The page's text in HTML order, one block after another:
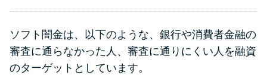
ソフト闇金は、以下のような、銀行や消費者金融の
審査に通らなかった人、審査に通りにくい人を融資
のターゲットとしています。